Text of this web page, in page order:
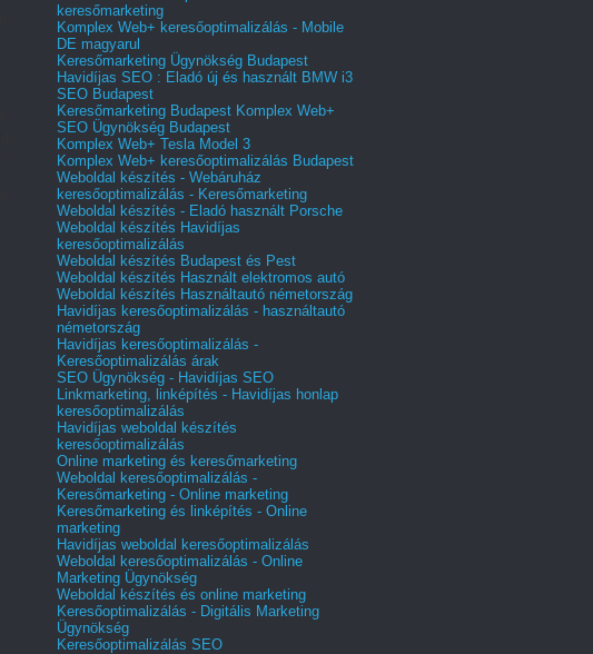
keresőmarketing
Komplex Web+ keresőoptimalizálás - Mobile
DE magyarul
Keresőmarketing Ügynökség Budapest
Havidíjas SEO : Eladó új és használt BMW i3
SEO Budapest
Keresőmarketing Budapest Komplex Web+
SEO Ügynökség Budapest
Komplex Web+ Tesla Model 3
Komplex Web+ keresőoptimalizálás Budapest
Weboldal készítés - Webáruház
keresőoptimalizálás - Keresőmarketing
Weboldal készítés - Eladó használt Porsche
Weboldal készítés Havidíjas
keresőoptimalizálás
Weboldal készítés Budapest és Pest
Weboldal készítés Használt elektromos autó
Weboldal készítés Használtautó németország
Havidíjas keresőoptimalizálás - használtautó
németország
Havidíjas keresőoptimalizálás -
Keresőoptimalizálás árak
SEO Ügynökség - Havidíjas SEO
Linkmarketing, linképítés - Havidíjas honlap
keresőoptimalizálás
Havidíjas weboldal készítés
keresőoptimalizálás
Online marketing és keresőmarketing
Weboldal keresőoptimalizálás -
Keresőmarketing - Online marketing
Keresőmarketing és linképítés - Online
marketing
Havidíjas weboldal keresőoptimalizálás
Weboldal keresőoptimalizálás - Online
Marketing Ügynökség
Weboldal készítés és online marketing
Keresőoptimalizálás - Digitális Marketing
Ügynökség
Keresőoptimalizálás SEO